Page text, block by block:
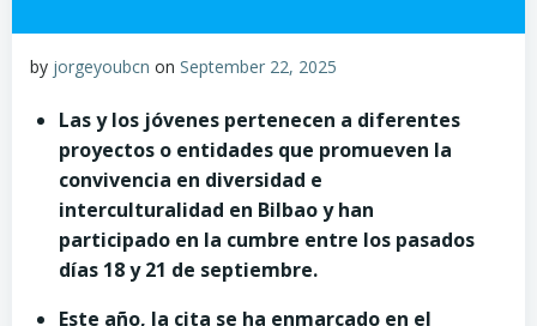
by jorgeyoubcn on September 22, 2025
Las y los jóvenes pertenecen a diferentes
proyectos o entidades que promueven la
convivencia en diversidad e
interculturalidad en Bilbao y han
participado en la cumbre entre los pasados
días 18 y 21 de septiembre.
Este año, la cita se ha enmarcado en el